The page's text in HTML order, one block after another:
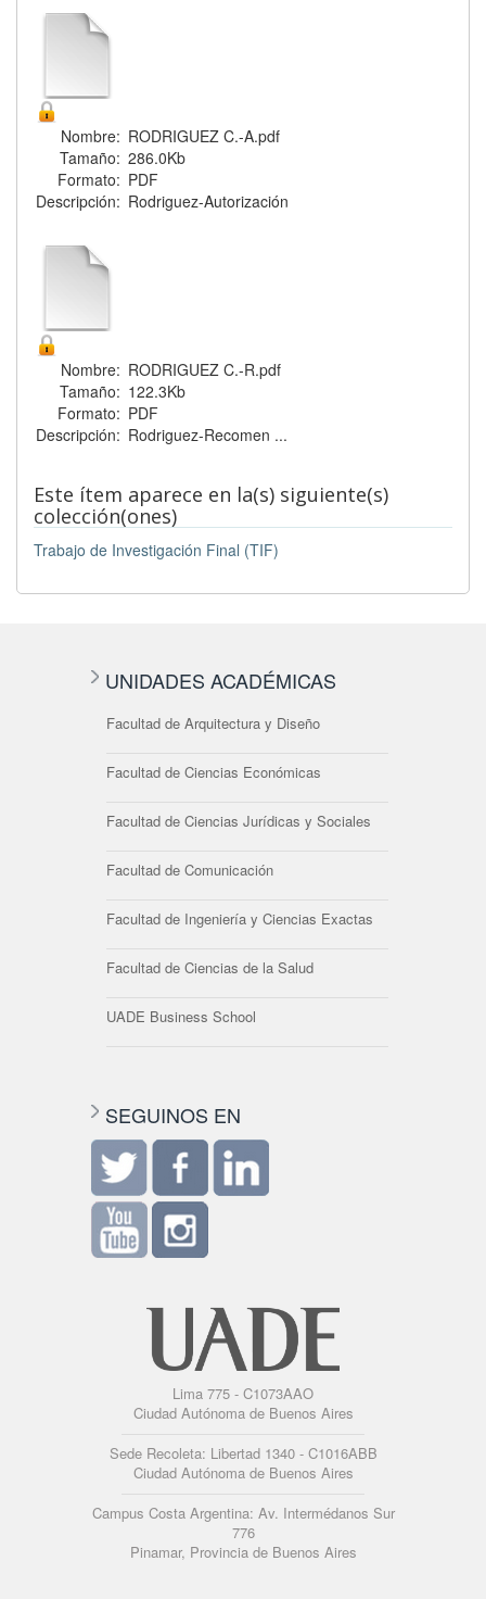
Nombre: RODRIGUEZ C.-A.pdf
Tamaño: 286.0Kb
Formato: PDF
Descripción: Rodriguez-Autorización
Nombre: RODRIGUEZ C.-R.pdf
Tamaño: 122.3Kb
Formato: PDF
Descripción: Rodriguez-Recomen ...
Este ítem aparece en la(s) siguiente(s)
colección(ones)
Trabajo de Investigación Final (TIF)
UNIDADES ACADÉMICAS
Facultad de Arquitectura y Diseño
Facultad de Ciencias Económicas
Facultad de Ciencias Jurídicas y Sociales
Facultad de Comunicación
Facultad de Ingeniería y Ciencias Exactas
Facultad de Ciencias de la Salud
UADE Business School
SEGUINOS EN
Lima 775 - C1073AAO
Ciudad Autónoma de Buenos Aires
Sede Recoleta: Libertad 1340 - C1016ABB
Ciudad Autónoma de Buenos Aires
Campus Costa Argentina: Av. Intermédanos Sur
776
Pinamar, Provincia de Buenos Aires